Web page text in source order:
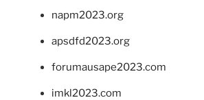
napm2023.org
apsdfd2023.org
forumausape2023.com
imkl2023.com